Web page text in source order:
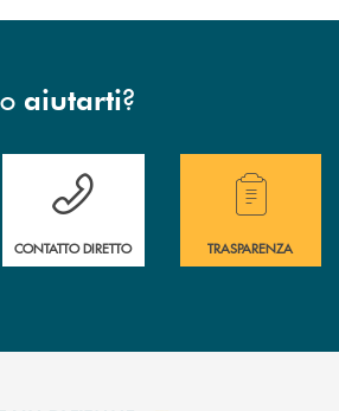
aiutarti?
delle filiali della Cassa Rurale.
Hai bisogno di assistenza immediata?
CONTATTO DIRETTO
Hai bisogno di
TRASPARENZA